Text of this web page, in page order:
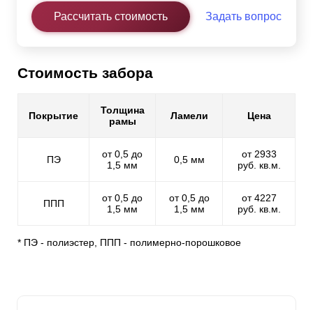
Рассчитать стоимость Задать вопрос
Стоимость забора
Покрытие
Толщина
рамы
Ламели Цена
ПЭ
от 0,5 до
1,5 мм
0,5 мм
от 2933
руб. кв.м.
ППП
от 0,5 до
1,5 мм
от 0,5 до
1,5 мм
от 4227
руб. кв.м.
* ПЭ - полиэстер, ППП - полимерно-порошковое